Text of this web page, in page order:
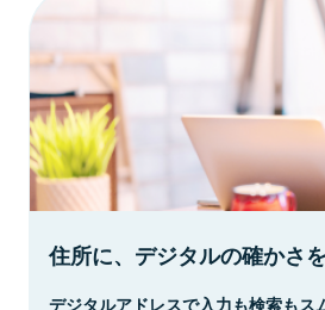
住所に、デジタルの確かさを
デジタルアドレスで入力も検索もス